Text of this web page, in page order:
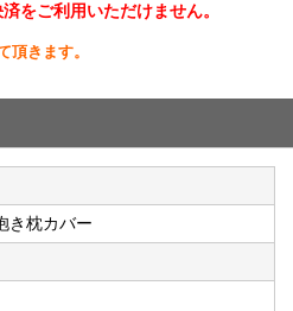
をご利用いただけません。
頂きます。
き枕カバー